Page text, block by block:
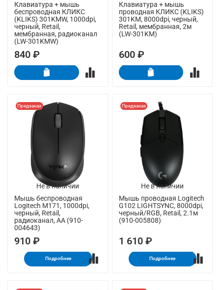
Клавиатура + мышь
беспроводная КЛИКС
(KLIKS) 301KMW, 1000dpi,
черный, Retail,
мембранная, радиоканал
(LW-301KMW)
840 ₽
Клавиатура + мышь
проводная КЛИКС (KLIKS)
301KM, 8000dpi, черный,
Retail, мембранная, 2м
(LW-301KM)
600 ₽
Не в наличии
Предзаказ
Мышь беспроводная
Logitech M171, 1000dpi,
черный, Retail,
радиоканал, AA (910-
004643)
910 ₽
Подробнее
Не в наличии
Предзаказ
Мышь проводная Logitech
G102 LIGHTSYNC, 8000dpi,
черный/RGB, Retail, 2.1м
(910-005808)
1 610 ₽
Подробнее